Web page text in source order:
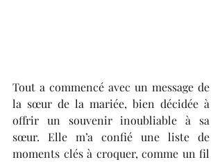
Tout a commencé avec un message de
la sœur de la mariée, bien décidée à
offrir un souvenir inoubliable à sa
sœur. Elle m’a confié une liste de
moments clés à croquer, comme un fil